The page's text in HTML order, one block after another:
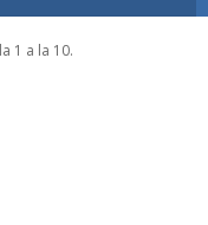
1 a la 10.